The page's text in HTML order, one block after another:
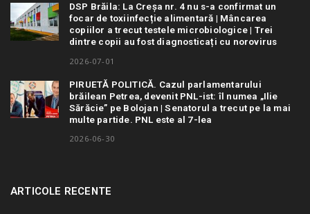
DSP Brăila: La Creșa nr. 4 nu s-a confirmat un
focar de toxiinfecție alimentară | Mâncarea
copiilor a trecut testele microbiologice | Trei
dintre copii au fost diagnosticați cu norovirus
2026-07-01
PIRUETĂ POLITICĂ. Cazul parlamentarului
brăilean Petrea, devenit PNL-ist: îl numea „Ilie
Sărăcie” pe Bolojan | Senatorul a trecut pe la mai
multe partide. PNL este al 7-lea
2026-06-30
ARTICOLE RECENTE